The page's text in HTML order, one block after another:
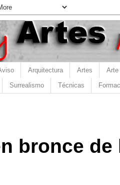
Arquitectura Artes Arte
Surrealismo Técnicas
bronce